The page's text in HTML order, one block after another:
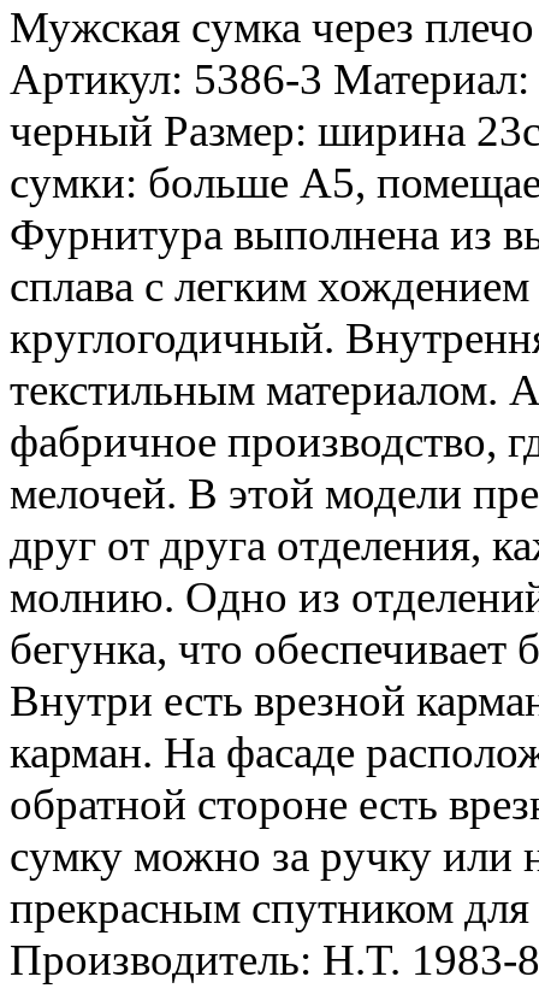
Мужская сумка через
Артикул: 5386-3 Материал:
черный Размер: ширина
сумки: больше А5,
Фурнитура выполнена из
сплава с легким
круглогодичный.
текстильным материалом.
фабричное производство,
мелочей. В этой модели
друг от друга отделения,
молнию. Одно из
бегунка, что
Внутри есть врезной
карман. На фасаде
обратной стороне есть
сумку можно за ручку или
прекрасным спутником
Производитель: H.T. 1983-